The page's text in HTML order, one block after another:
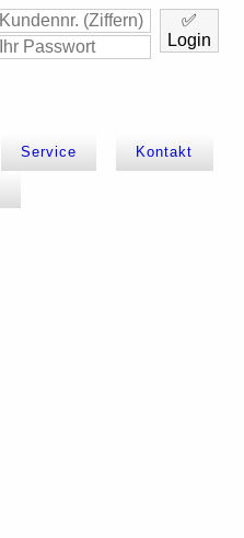
✅
Login
Service Kontakt